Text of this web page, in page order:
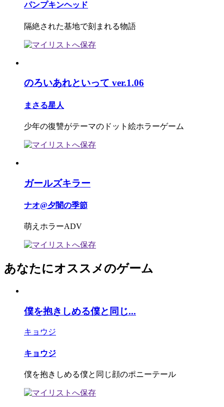
パンプキンヘッド
隔絶された基地で刻まれる物語
のろいあれといって ver.1.06
まさる星人
少年の復讐がテーマのドット絵ホラーゲーム
ガールズキラー
ナオ@夕闇の季節
萌えホラーADV
あなたにオススメのゲーム
僕を抱きしめる僕と同じ...
キョウジ
キョウジ
僕を抱きしめる僕と同じ顔のポニーテール